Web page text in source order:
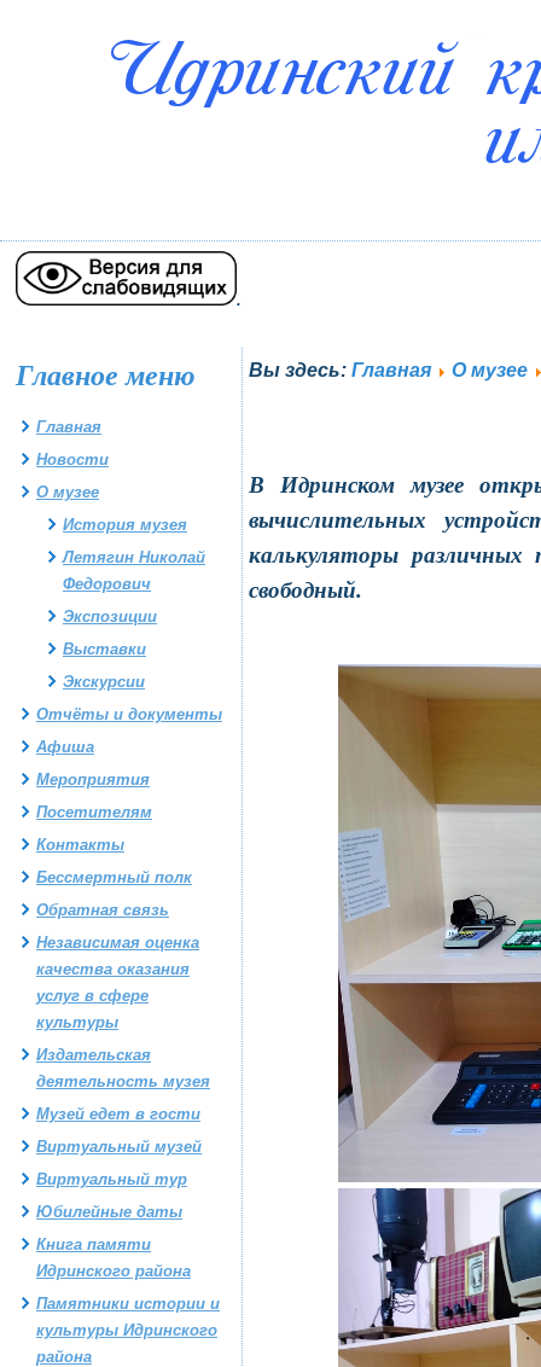
.
Главное меню
Главная
Новости
О музее
История музея
Летягин Николай
Федорович
Экспозиции
Выставки
Экскурсии
Отчёты и документы
Афиша
Мероприятия
Посетителям
Контакты
Бессмертный полк
Обратная связь
Независимая оценка
качества оказания
услуг в сфере
культуры
Издательская
деятельность музея
Музей едет в гости
Виртуальный музей
Виртуальный тур
Юбилейные даты
Книга памяти
Идринского района
Памятники истории и
культуры Идринского
района
Вы здесь: Главная О музее
В Идринском музее
вычислительных
калькуляторы
свободный.